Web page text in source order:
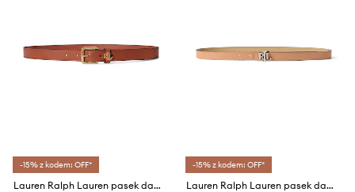
-15% z kodem: OFF*
Lauren Ralph Lauren pasek damski skórzany
-15% z kodem: OFF*
Lauren Ralph Lauren pasek damski skórzany